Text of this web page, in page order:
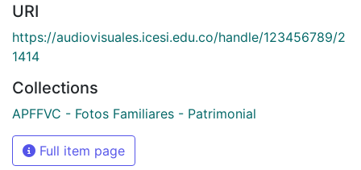
URI
https://audiovisuales.icesi.edu.co/handle/123456789/2
1414
Collections
APFFVC - Fotos Familiares - Patrimonial
Full item page